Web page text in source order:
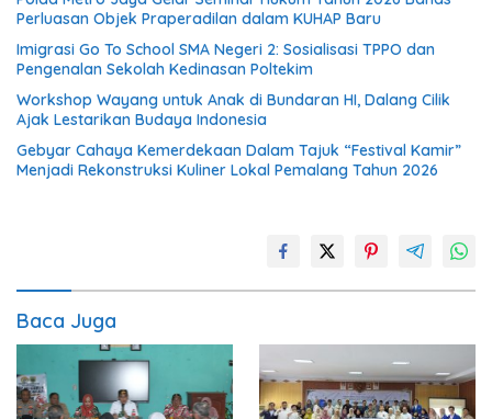
Perluasan Objek Praperadilan dalam KUHAP Baru
Imigrasi Go To School SMA Negeri 2: Sosialisasi TPPO dan
Pengenalan Sekolah Kedinasan Poltekim
Workshop Wayang untuk Anak di Bundaran HI, Dalang Cilik
Ajak Lestarikan Budaya Indonesia
Gebyar Cahaya Kemerdekaan Dalam Tajuk “Festival Kamir”
Menjadi Rekonstruksi Kuliner Lokal Pemalang Tahun 2026
Baca Juga